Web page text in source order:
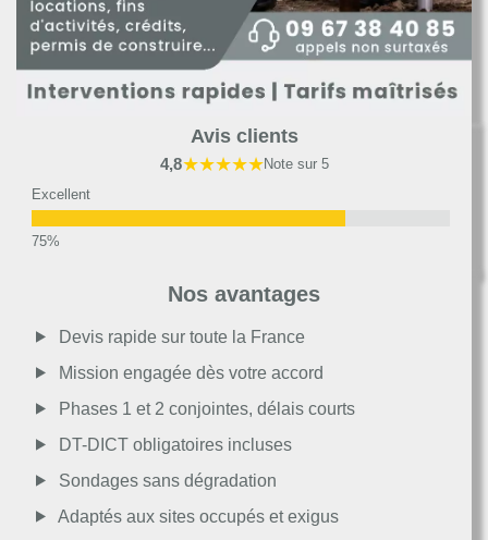
Avis clients
4,8★★★★★Note sur 5
Excellent
Moyen
Passable
Décevant
Nos avantages
Devis rapide sur toute la France
Mission engagée dès votre accord
Phases 1 et 2 conjointes, délais courts
DT-DICT obligatoires incluses
Sondages sans dégradation
Adaptés aux sites occupés et exigus